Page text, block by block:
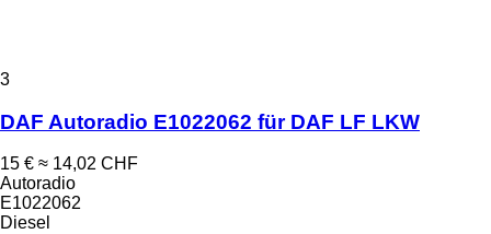
3
DAF Autoradio E1022062 für DAF LF LKW
15 € ≈ 14,02 CHF
Autoradio
E1022062
Diesel